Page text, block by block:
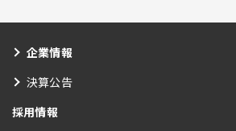
企業情報
決算公告
採用情報